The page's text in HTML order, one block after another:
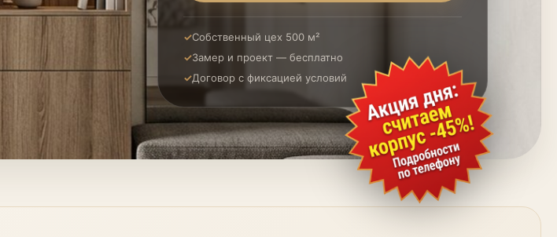
Собственный цех 500 м²
Замер и проект — бесплатно
Договор с фиксацией условий